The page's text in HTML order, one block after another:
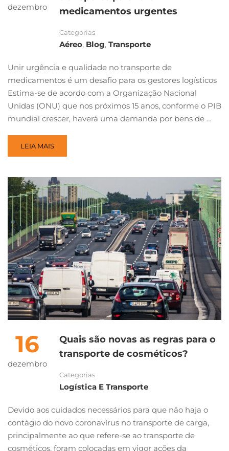
dezembro
medicamentos urgentes
Categorias
Aéreo, Blog, Transporte
Unir urgência e qualidade no transporte de
medicamentos é um desafio para os gestores logísticos
Estima-se de acordo com a Organização Nacional
Unidas (ONU) que nos próximos 15 anos, conforme o PIB
mundial crescer, haverá uma demanda por bens de …
LEIA MAIS
16
dezembro
Quais são novas as regras para o
transporte de cosméticos?
Categorias
Logística E Transporte
Devido aos cuidados necessários para que não haja o
contágio do novo coronavírus no transporte de carga,
principalmente ao que refere-se ao transporte de
cosméticos, foram colocadas em vigor ações da